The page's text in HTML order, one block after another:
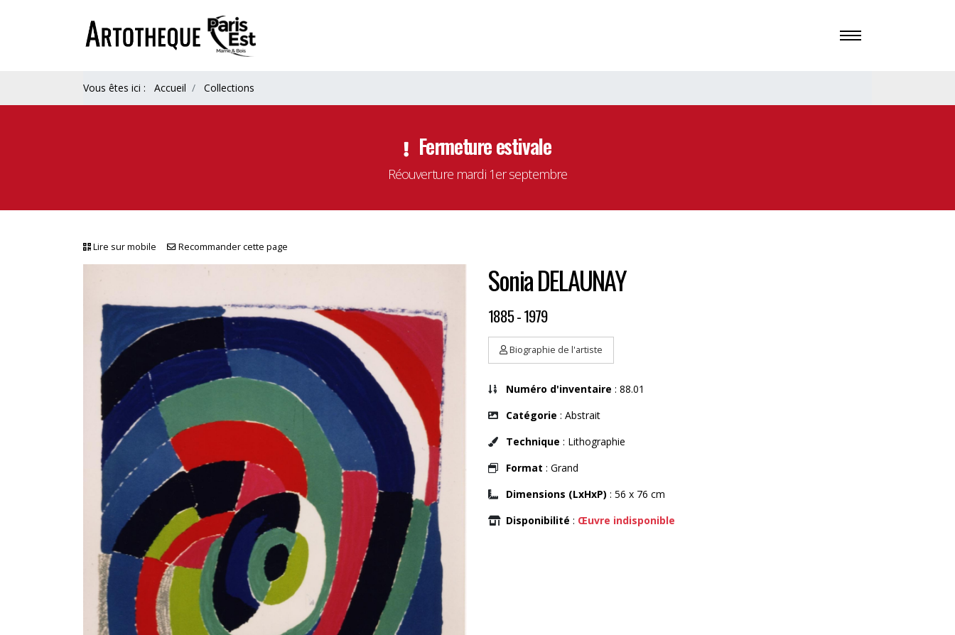
Vous êtes ici : Accueil Collections
Fermeture estivale
Réouverture mardi 1er septembre
Lire sur mobile Recommander cette page
Sonia DELAUNAY
1885 - 1979
Biographie de l'artiste
Numéro d'inventaire : 88.01
Catégorie : Abstrait
Technique : Lithographie
Format : Grand
Dimensions (LxHxP) : 56 x 76 cm
Disponibilité : Œuvre indisponible